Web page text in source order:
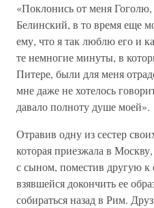
«Поклонись от меня
Белинский, в то время еще
ему, что я так люблю его и
те немногие минуты, в
Питере, были для меня
мне даже не хотелось
давало полноту душе моей».
Отравив одну из сестер
которая приезжала в
с сыном, поместив другую к
взявшейся докончить ее
собираться назад в Рим.